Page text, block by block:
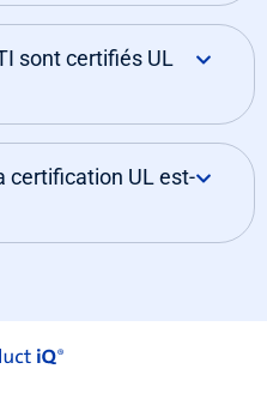
sont certifiés UL
certification UL est-